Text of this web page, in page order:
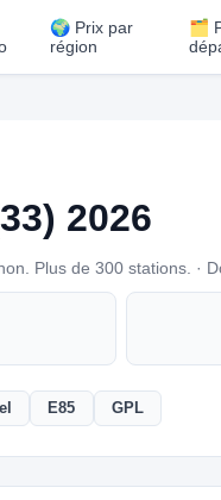
🌍 Prix par
région
🗂️
2026
Plus de 300 stations. ·
E85 GPL